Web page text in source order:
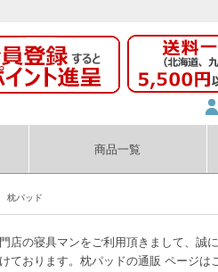
商品一覧
枕パッド
店の寝具マンをご利用頂きまして、誠
ております。 枕パッドの通販 ページは